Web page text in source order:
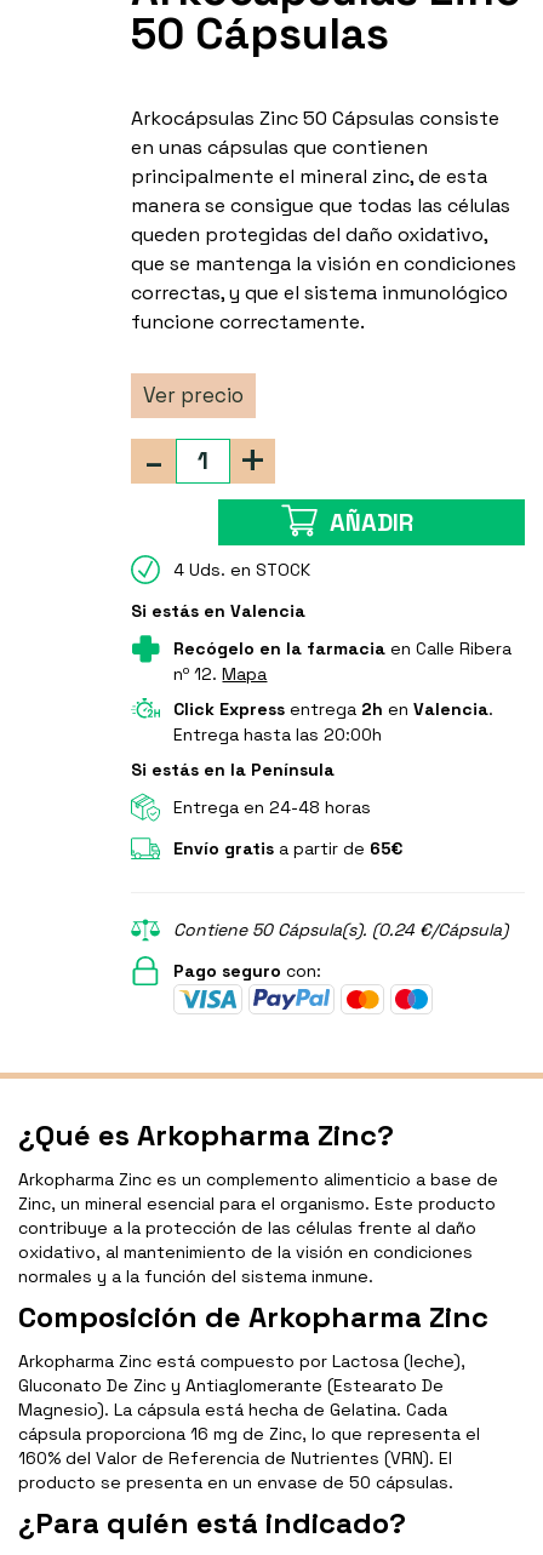
50 Cápsulas
Arkocápsulas Zinc 50 Cápsulas consiste
en unas cápsulas que contienen
principalmente el mineral zinc, de esta
manera se consigue que todas las células
queden protegidas del daño oxidativo,
que se mantenga la visión en condiciones
correctas, y que el sistema inmunológico
funcione correctamente.
Ver precio
+
-
AÑADIR
4 Uds. en STOCK
Si estás en Valencia
Recógelo en la farmacia en Calle Ribera
nº 12.Mapa
Click Express entrega 2h enValencia.
Entrega hasta las 20:00h
Si estás en la Península
Entrega en 24-48 horas
Envío gratis a partir de 65€
Contiene 50 Cápsula(s). (0.24 €/Cápsula)
Pago seguro con:
¿Qué es Arkopharma Zinc?
Arkopharma Zinc es un complemento alimenticio a base de
Zinc, un mineral esencial para el organismo. Este producto
contribuye a la protección de las células frente al daño
oxidativo, al mantenimiento de la visión en condiciones
normales y a la función del sistema inmune.
Composición de Arkopharma Zinc
Arkopharma Zinc está compuesto por Lactosa (leche),
Gluconato De Zinc y Antiaglomerante (Estearato De
Magnesio). La cápsula está hecha de Gelatina. Cada
cápsula proporciona 16 mg de Zinc, lo que representa el
160% del Valor de Referencia de Nutrientes (VRN). El
producto se presenta en un envase de 50 cápsulas.
¿Para quién está indicado?